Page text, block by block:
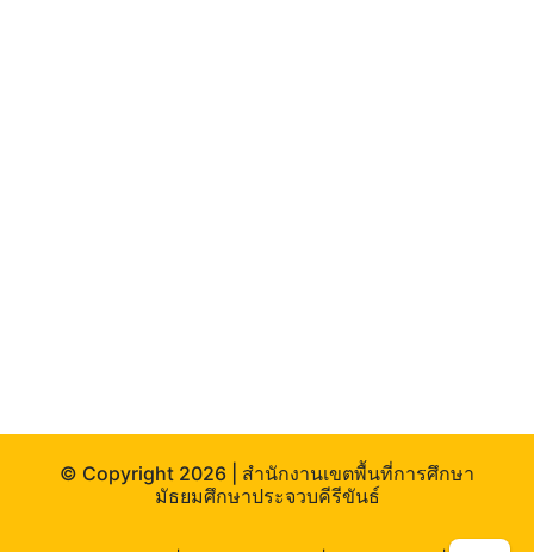
© Copyright 2026 | สำนักงานเขตพื้นที่การศึกษา
มัธยมศึกษาประจวบคีรีขันธ์